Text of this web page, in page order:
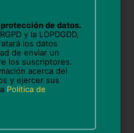
electrónico y web en
vez que comente.
de datos.
y la LOPDGDD,
los datos
de enviar un
los suscriptores.
acerca del
y ejercer sus
Política de